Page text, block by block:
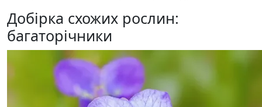
Добірка схожих рослин:
багаторічники